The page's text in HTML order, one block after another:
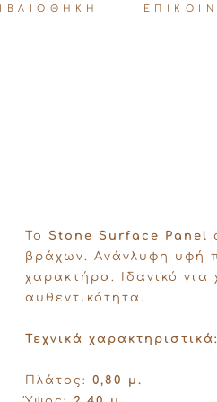
Το Stone Surface Panel
βράχων. Aνάγλυφη υφή
χαρακτήρα. Ιδανικό
αυθεντικότητα.
Τεχνικά
Πλάτος: 0,80 μ.